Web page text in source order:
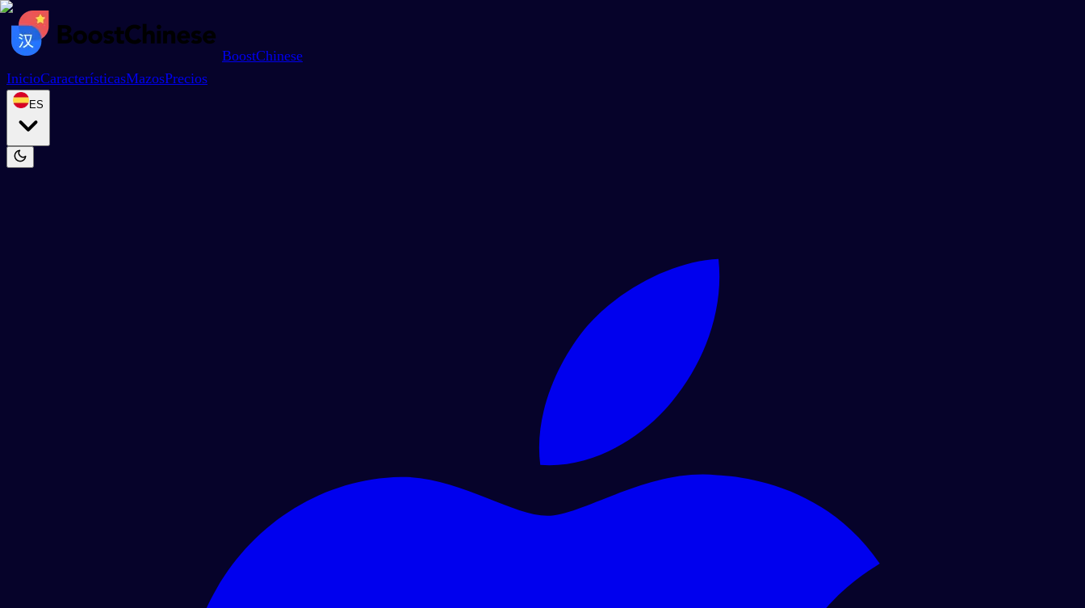
BoostChinese
InicioCaracterísticasMazosPrecios
ES